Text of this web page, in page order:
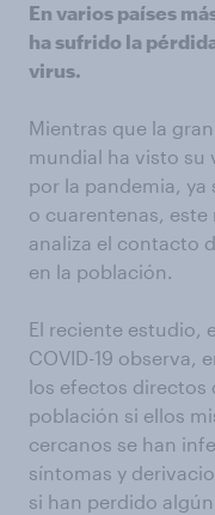
En varios países
ha sufrido la
virus.
Mientras que la
mundial ha visto su
por la pandemia, ya
o cuarentenas,
analiza el contacto
en la población.
El reciente estudio,
COVID-19 observa,
los efectos directos
población si ellos
cercanos se han
síntomas y
si han perdido